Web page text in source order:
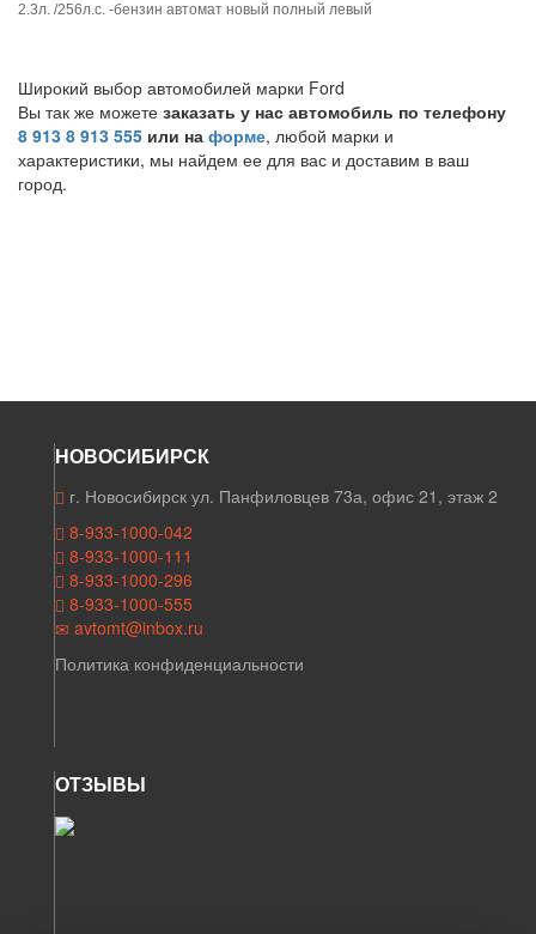
2.3л. /256л.c. -бензин автомат новый полный левый
Широкий выбор автомобилей марки Ford
Вы так же можете заказать у нас автомобиль по телефону
8 913 8 913 555 или на форме, любой марки и
характеристики, мы найдем ее для вас и доставим в ваш
город.
НОВОСИБИРСК
г. Новосибирск ул. Панфиловцев 73а, офис 21, этаж 2
8-933-1000-042
8-933-1000-111
8-933-1000-296
8-933-1000-555
avtomt@inbox.ru
Политика конфиденциальности
ОТЗЫВЫ